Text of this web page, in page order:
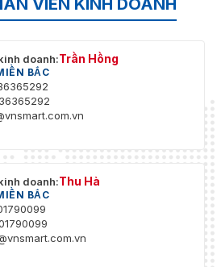
VIÊN KINH DOANH
doanh:Trần Hồng
BẮC
doanh:Thu Hà
BẮC